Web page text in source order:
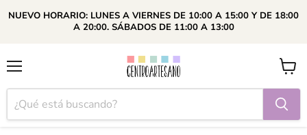
NUEVO HORARIO: LUNES A VIERNES DE 10:00 A 15:00 Y DE 18:00
A 20:00. SÁBADOS DE 11:00 A 13:00
Ver
carrito